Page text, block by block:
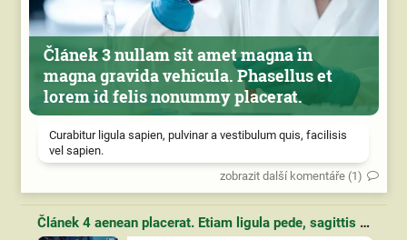
Článek 3 nullam sit amet magna in
magna gravida vehicula. Phasellus et
lorem id felis nonummy placerat.
Curabitur ligula sapien, pulvinar a vestibulum quis, facilisis
vel sapien.
zobrazit další komentáře (1)
Článek 4 aenean placerat. Etiam ligula pede, sagittis quis, interdum ultricies, scelerisque eu.